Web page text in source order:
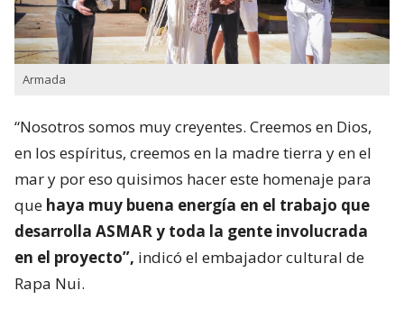
Armada
“Nosotros somos muy creyentes. Creemos en Dios,
en los espíritus, creemos en la madre tierra y en el
mar y por eso quisimos hacer este homenaje para
que haya muy buena energía en el trabajo que
desarrolla ASMAR y toda la gente involucrada
en el proyecto”, indicó el embajador cultural de
Rapa Nui.